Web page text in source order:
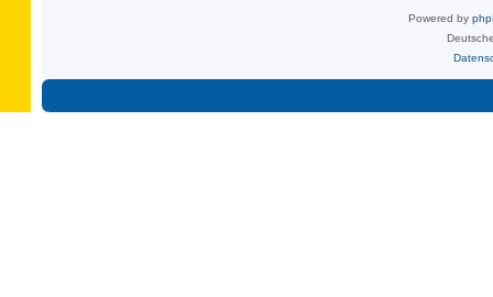
Powered by